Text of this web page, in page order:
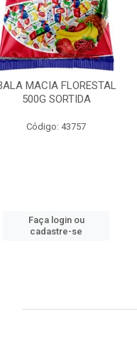
MACIA FLORESTAL
500G SORTIDA
Código: 43757
Faça login ou
cadastre-se